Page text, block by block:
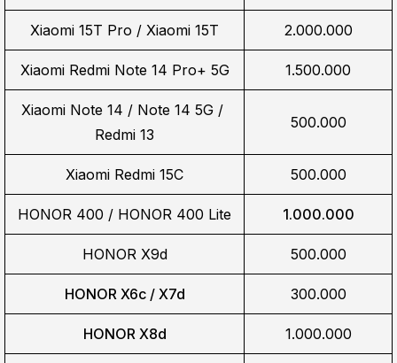
Xiaomi 15T Pro / Xiaomi 15T 2.000.000
Xiaomi Redmi Note 14 Pro+ 5G 1.500.000
Xiaomi Note 14 / Note 14 5G /
Redmi 13
500.000
Xiaomi Redmi 15C 500.000
HONOR 400 / HONOR 400 Lite 1.000.000
HONOR X9d 500.000
HONOR X6c / X7d 300.000
HONOR X8d 1.000.000